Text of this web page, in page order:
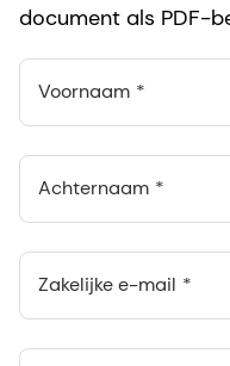
document als PDF-
Voornaam
Achternaam
Zakelijke e-mail